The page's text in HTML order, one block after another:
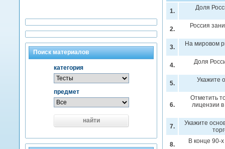
1. Доля
2. Россия
3. На мировом
4. Доля
5. Укажите
6.
Отметить
лицензии
7.
Укажите
8. В конце 90-
Поиск материалов
категория
предмет
найти